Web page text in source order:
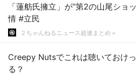
「蓮舫氏擁立」が“第2の山尾ショ
情 #立民
２ちゃんねるニュース超速まとめ＋
Creepy Nutsでこれは聴いておけ
る？